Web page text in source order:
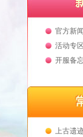
官方新闻
活动专区
开服备
上古遗